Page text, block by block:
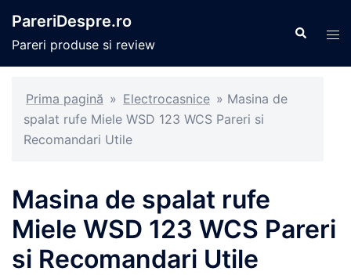
conținut
PareriDespre.ro
Pareri produse si review
Caută
Prima pagină » Electrocasnice » Masina de
spalat rufe Miele WSD 123 WCS Pareri si
Recomandari Utile
Masina de spalat rufe
Miele WSD 123 WCS Pareri
si Recomandari Utile